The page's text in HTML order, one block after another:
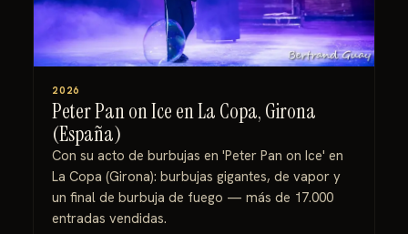
2026
Peter Pan on Ice en La Copa, Girona
(España)
Con su acto de burbujas en 'Peter Pan on Ice' en
La Copa (Girona): burbujas gigantes, de vapor y
un final de burbuja de fuego — más de 17.000
entradas vendidas.